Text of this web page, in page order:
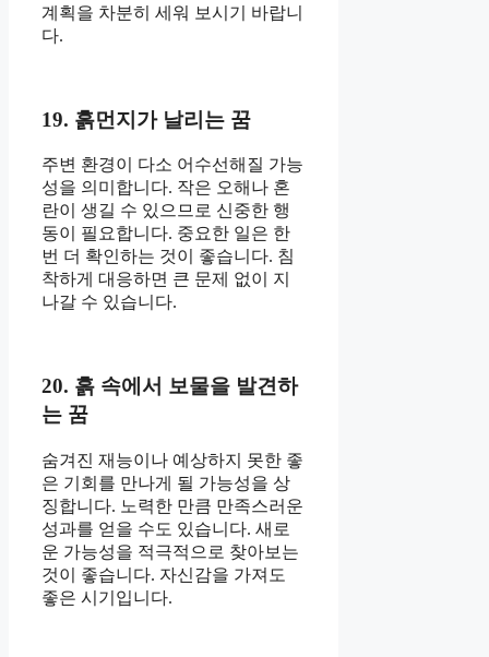
계획을 차분히 세워 보시기 바랍니
다.
19. 흙먼지가 날리는 꿈
주변 환경이 다소 어수선해질 가능
성을 의미합니다. 작은 오해나 혼
란이 생길 수 있으므로 신중한 행
동이 필요합니다. 중요한 일은 한
번 더 확인하는 것이 좋습니다. 침
착하게 대응하면 큰 문제 없이 지
나갈 수 있습니다.
20. 흙 속에서 보물을 발견하
는 꿈
숨겨진 재능이나 예상하지 못한 좋
은 기회를 만나게 될 가능성을 상
징합니다. 노력한 만큼 만족스러운
성과를 얻을 수도 있습니다. 새로
운 가능성을 적극적으로 찾아보는
것이 좋습니다. 자신감을 가져도
좋은 시기입니다.